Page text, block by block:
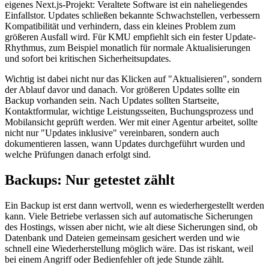
eigenes Next.js-Projekt: Veraltete Software ist ein naheliegendes
Einfallstor. Updates schließen bekannte Schwachstellen, verbessern
Kompatibilität und verhindern, dass ein kleines Problem zum
größeren Ausfall wird. Für KMU empfiehlt sich ein fester Update-
Rhythmus, zum Beispiel monatlich für normale Aktualisierungen
und sofort bei kritischen Sicherheitsupdates.
Wichtig ist dabei nicht nur das Klicken auf "Aktualisieren", sondern
der Ablauf davor und danach. Vor größeren Updates sollte ein
Backup vorhanden sein. Nach Updates sollten Startseite,
Kontaktformular, wichtige Leistungsseiten, Buchungsprozess und
Mobilansicht geprüft werden. Wer mit einer Agentur arbeitet, sollte
nicht nur "Updates inklusive" vereinbaren, sondern auch
dokumentieren lassen, wann Updates durchgeführt wurden und
welche Prüfungen danach erfolgt sind.
Backups: Nur getestet zählt
Ein Backup ist erst dann wertvoll, wenn es wiederhergestellt werden
kann. Viele Betriebe verlassen sich auf automatische Sicherungen
des Hostings, wissen aber nicht, wie alt diese Sicherungen sind, ob
Datenbank und Dateien gemeinsam gesichert werden und wie
schnell eine Wiederherstellung möglich wäre. Das ist riskant, weil
bei einem Angriff oder Bedienfehler oft jede Stunde zählt.